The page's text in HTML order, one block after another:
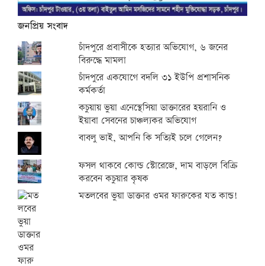
জনপ্রিয় সংবাদ
চাঁদপুরে প্রবাসীকে হত্যার অভিযোগ, ৬ জনের
বিরুদ্ধে মামলা
চাঁদপুরে একযোগে বদলি ৩১ ইউপি প্রশাসনিক
কর্মকর্তা
কচুয়ায় ভুয়া এনেস্থেসিয়া ডাক্তারের হয়রানি ও
ইয়াবা সেবনের চাঞ্চল্যকর অভিযোগ
বাবলু ভাই, আপনি কি সত্যিই চলে গেলেন?
ফসল থাকবে কোল্ড স্টোরেজে, দাম বাড়লে বিক্রি
করবেন কচুয়ার কৃষক
মতলবের ভুয়া ডাক্তার ওমর ফারুকের যত কান্ড!